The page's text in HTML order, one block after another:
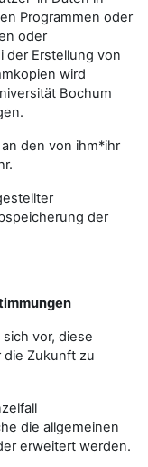
Programmen oder
oder
der Erstellung von
wird
Bochum
den von ihm*ihr
der
vor, diese
Zukunft zu
die allgemeinen
erweitert werden.